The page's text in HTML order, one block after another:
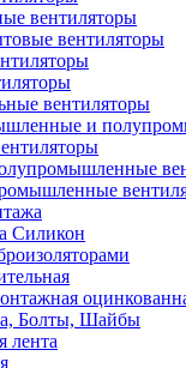
вентиляторы
вентиляторы
вентиляторы
и
Силикон
Болты, Шайбы
лента